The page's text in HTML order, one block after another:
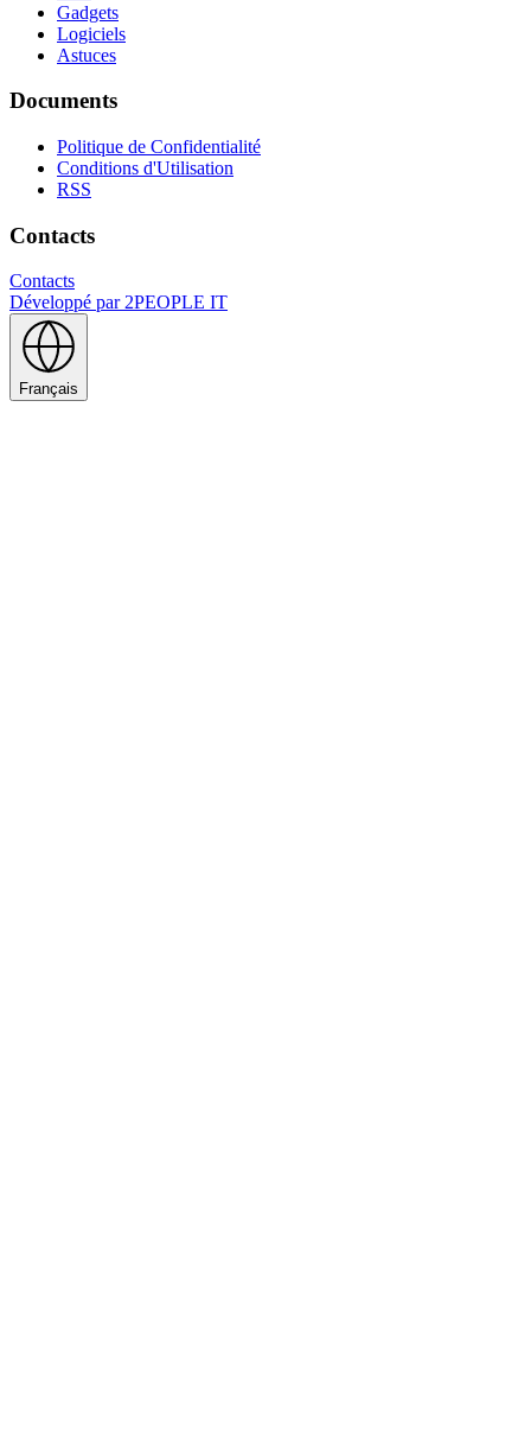
Gadgets
Logiciels
Astuces
Documents
Politique de Confidentialité
Conditions d'Utilisation
RSS
Contacts
Contacts
Développé par2PEOPLE IT
Français